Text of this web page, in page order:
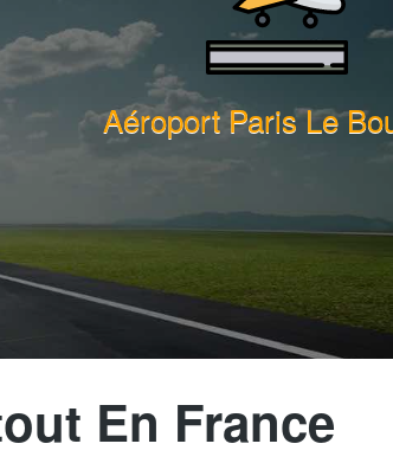
Aéroport Paris Le
En France